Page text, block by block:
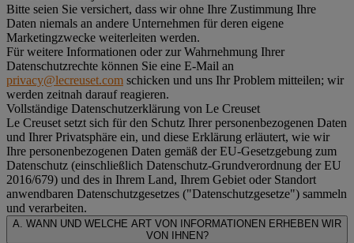
Bitte seien Sie versichert, dass wir ohne Ihre Zustimmung Ihre
Daten niemals an andere Unternehmen für deren eigene
Marketingzwecke weiterleiten werden.
Für weitere Informationen oder zur Wahrnehmung Ihrer
Datenschutzrechte können Sie eine E-Mail an
privacy@lecreuset.com schicken und uns Ihr Problem mitteilen; wir
werden zeitnah darauf reagieren.
Vollständige Datenschutzerklärung von Le Creuset
Le Creuset setzt sich für den Schutz Ihrer personenbezogenen Daten
und Ihrer Privatsphäre ein, und diese Erklärung erläutert, wie wir
Ihre personenbezogenen Daten gemäß der EU-Gesetzgebung zum
Datenschutz (einschließlich Datenschutz-Grundverordnung der EU
2016/679) und des in Ihrem Land, Ihrem Gebiet oder Standort
anwendbaren Datenschutzgesetzes ("Datenschutzgesetze") sammeln
und verarbeiten.
A. WANN UND WELCHE ART VON INFORMATIONEN ERHEBEN WIR
VON IHNEN?